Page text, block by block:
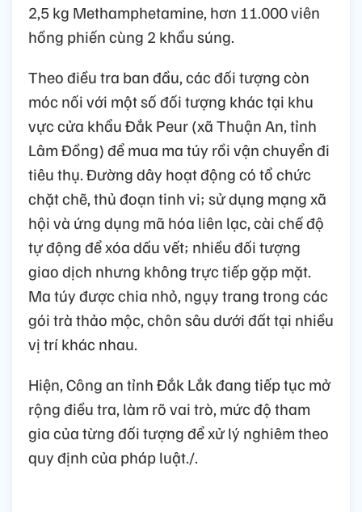
2,5 kg Methamphetamine, hơn 11.000 viên
hồng phiến cùng 2 khẩu súng.
Theo điều tra ban đầu, các đối tượng còn
móc nối với một số đối tượng khác tại khu
vực cửa khẩu Đắk Peur (xã Thuận An, tỉnh
Lâm Đồng) để mua ma túy rồi vận chuyển đi
tiêu thụ. Đường dây hoạt động có tổ chức
chặt chẽ, thủ đoạn tinh vi; sử dụng mạng xã
hội và ứng dụng mã hóa liên lạc, cài chế độ
tự động để xóa dấu vết; nhiều đối tượng
giao dịch nhưng không trực tiếp gặp mặt.
Ma túy được chia nhỏ, ngụy trang trong các
gói trà thảo mộc, chôn sâu dưới đất tại nhiều
vị trí khác nhau.
Hiện, Công an tỉnh Đắk Lắk đang tiếp tục mở
rộng điều tra, làm rõ vai trò, mức độ tham
gia của từng đối tượng để xử lý nghiêm theo
quy định của pháp luật./.